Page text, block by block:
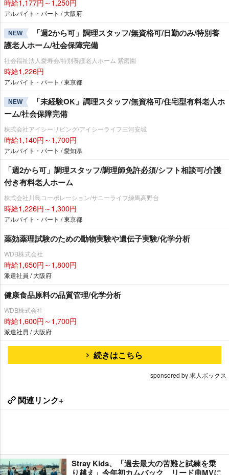
アルバイト・パート / 大阪府
NEW
「週2から可」調理スタッフ/無資格可/日勤のみ/特別養
護老人ホーム/社会保障完備
社会福祉法人愛寿会/特別養護老人ホーム 紫磨園
時給1,226円
アルバイト・パート / 東京都
NEW
「未経験OK」調理スタッフ/無資格可/住宅型有料老人ホ
ーム/社会保障完備
株式会社アイシーリビング/アイシーライフ三河安城
時給1,140円～1,700円
アルバイト・パート / 愛知県
「週2から可」調理スタッフ/調理師免許必須/シフト相談可/介護
付き有料老人ホーム
株式会社川島コーポレーション/サニーライフ練馬高野台
時給1,226円～1,300円
アルバイト・パート / 東京都
薬効薬理試験のための動物実験や遺伝子実験/化学分析
WDB株式会社
時給1,650円～1,800円
派遣社員 / 大阪府
健康食品原料の品質管理/化学分析
WDB株式会社
時給1,600円～1,700円
派遣社員 / 大阪府
続きはこちら
sponsored by 求人ボックス
関連リンク+
Stray Kids、「過去最大の苦難と試練を乗
り越え」今年初カムバック リード曲MVに